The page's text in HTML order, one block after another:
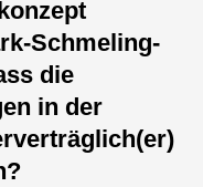
Schmeling-
die
in der